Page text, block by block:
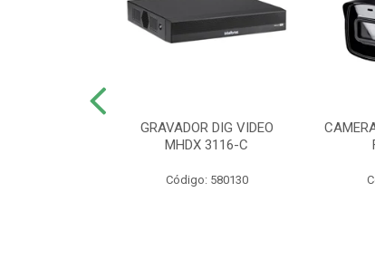
GRAVADOR DIG VIDEO
MHDX 3116-C
Código: 580130